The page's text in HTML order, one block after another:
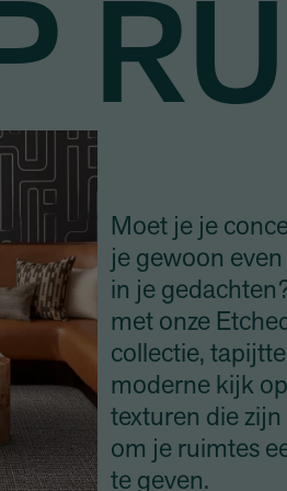
Moet je je
je gewoon
in je
met onze
collectie,
moderne kijk
texturen die
om je ruimtes
te geven.